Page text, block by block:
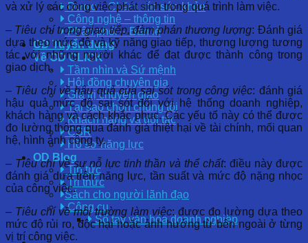
Dược – Chăm sóc sức khỏe
Công nghệ – thông tin
Phân phối – Bán lẻ
OD Tuyển dụng
Về OD CLICK
Tầm nhìn và Sứ mệnh
Hội đồng chuyên gia
Giá trị chuyển giao
Tại sao chọn chúng tôi
Khách hàng và đối tác
CSR
Hồ sơ năng lực
OD Blog
Tin tức
Tri thức
Sách cho người lãnh đạo
Công cụ
Sổ tay văn hóa doanh nghiệp
và xử lý các công việc phát sinh trong quá trình làm việc.
– Tiêu chí trong giao tiếp, đàm phán thương lượng: Đánh giá
dựa theo mức độ và kỹ năng giao tiếp, thương lượng tương
tác với những người khác để đạt được thành công trong
giao dịch.
– Tiêu chí về hậu quả của sai sót trong công việc: đánh giá
hậu quả mức độ sai sót đối với hệ thống doanh nghiệp,
khách hàng và cách khắc phục. Các yếu tố này có thể được
đo lường thông qua đánh giá thiệt hại về tài chính, mối quan
hệ, hình ảnh công ty.
– Tiêu chí về sự nỗ lực tinh thần và thể chất: điều này được
đánh giá dựa trên năng lực, tần suất và mức độ nặng nhọc
của công việc.
– Tiêu chí về môi trường làm việc: được đo lường dựa theo
mức độ rủi ro, độc hại hoặc ảnh hưởng từ bên ngoài ở từng
vị trí công việc.